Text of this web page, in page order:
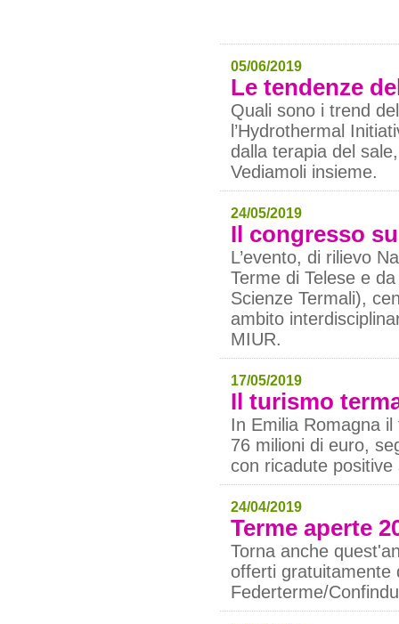
05/06/2019
Le tendenze
Quali sono i trend
l’Hydrothermal
dalla terapia del
Vediamoli insieme.
24/05/2019
Il congresso
L’evento, di rilievo
Terme di Telese e
Scienze Termali),
ambito
MIUR.
17/05/2019
Il turismo
In Emilia Romagna
76 milioni di euro,
con ricadute positive
24/04/2019
Terme aperte
Torna anche
offerti gratuitamente
Federterme/